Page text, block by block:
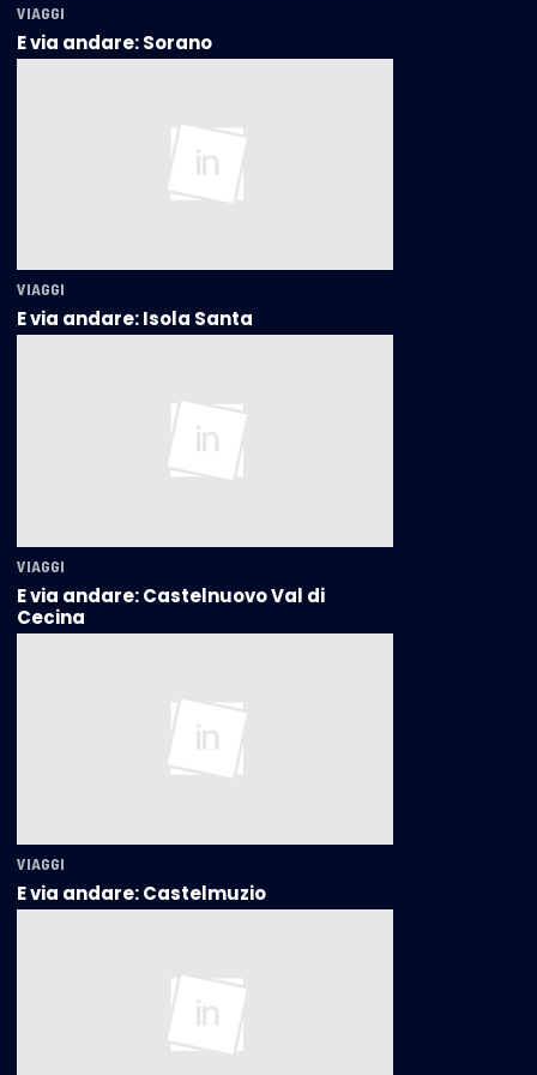
VIAGGI
E via andare: Sorano
VIAGGI
E via andare: Isola Santa
VIAGGI
E via andare: Castelnuovo Val di
Cecina
VIAGGI
E via andare: Castelmuzio